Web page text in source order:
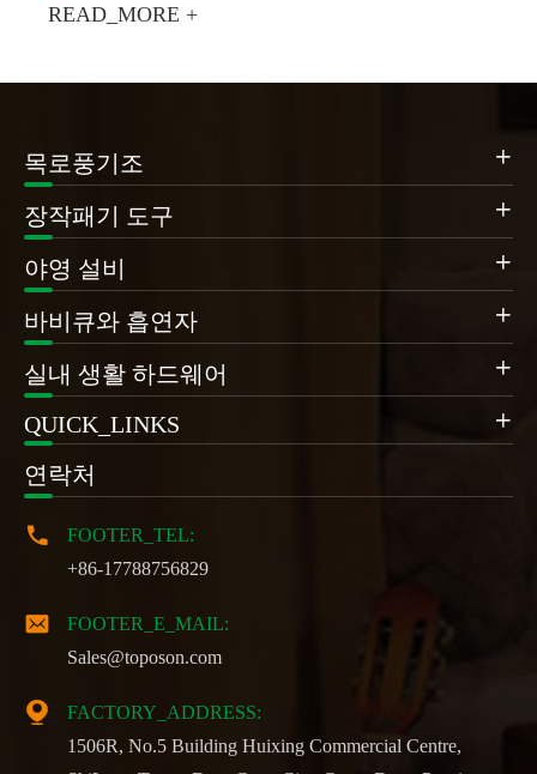
READ_MORE +
목로풍기조 
장작패기 도구 
야영 설비 
바비큐와 흡연자 
실내 생활 하드웨어 
QUICK_LINKS 
연락처

FOOTER_TEL:
+86-17788756829

FOOTER_E_MAIL:
Sales@toposon.com

FACTORY_ADDRESS:
1506R, No.5 Building Huixing Commercial Centre,